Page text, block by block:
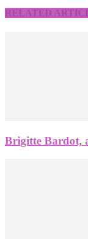
RELATED
Brigitte Bardot,